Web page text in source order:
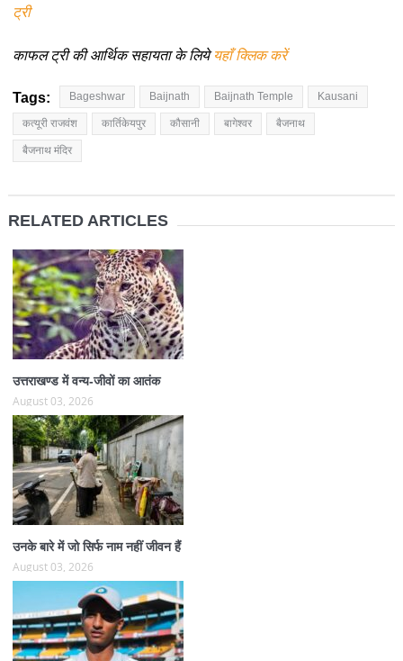
ट्री
काफल ट्री की आर्थिक सहायता के लियेयहाँ क्लिक करें
Tags: Bageshwar Baijnath Baijnath Temple Kausani
कत्यूरी राजवंश कार्तिकेयपुर कौसानी बागेश्वर बैजनाथ
बैजनाथ मंदिर
RELATED ARTICLES
उत्तराखण्ड में वन्य-जीवों का आतंक
August 03, 2026
उनके बारे में जो सिर्फ नाम नहीं जीवन हैं
August 03, 2026